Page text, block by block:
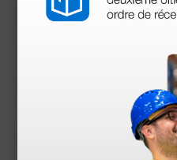
con esterilización a